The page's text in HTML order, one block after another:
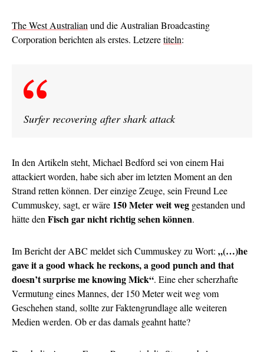
The West Australian und die Australian Broadcasting
Corporation berichten als erstes. Letzeretiteln:
Surfer recovering after shark attack
In den Artikeln steht, Michael Bedford sei von einem Hai
attackiert worden, habe sich aber im letzten Moment an den
Strand retten können. Der einzige Zeuge, sein Freund Lee
Cummuskey, sagt, er wäre 150 Meter weit weg gestanden und
hätte den Fisch gar nicht richtig sehen können.
Im Bericht der ABC meldet sich Cummuskey zu Wort: „(…)he
gave it a good whack he reckons, a good punch and that
doesn’t surprise me knowing Mick“. Eine eher scherzhafte
Vermutung eines Mannes, der 150 Meter weit weg vom
Geschehen stand, sollte zur Faktengrundlage alle weiteren
Medien werden. Ob er das damals geahnt hatte?